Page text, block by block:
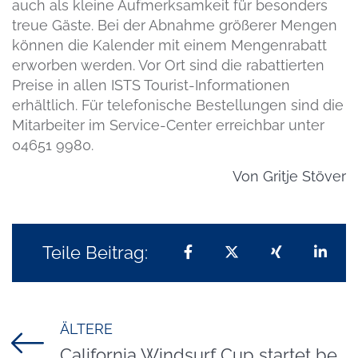
auch als kleine Aufmerksamkeit für besonders
treue Gäste. Bei der Abnahme größerer Mengen
können die Kalender mit einem Mengenrabatt
erworben werden. Vor Ort sind die rabattierten
Preise in allen ISTS Tourist-Informationen
erhältlich. Für telefonische Bestellungen sind die
Mitarbeiter im Service-Center erreichbar unter
04651 9980.
Von Gritje Stöver
Teile Beitrag: Teilen auf Facebook
Teilen auf X
Teilen auf
ÄLTERE
Titel für Beitrag